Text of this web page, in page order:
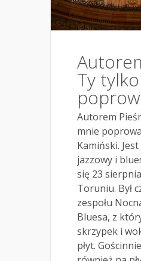
Ty
Autorem
mnie
Kamiński.
jazzowy i
się 23
Toruniu. Był
zespołu
Bluesa, z
skrzypek i
płyt.